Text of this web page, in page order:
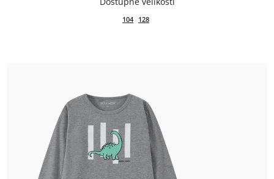
104 128